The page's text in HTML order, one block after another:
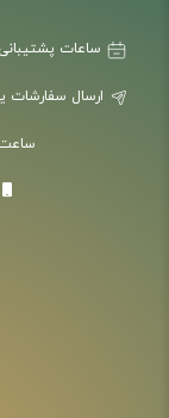
ساعت